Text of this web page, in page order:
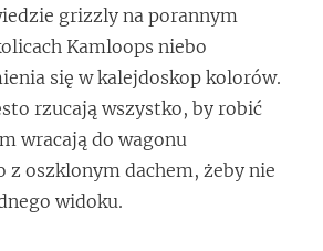
grizzly na porannym
Kamloops niebo
się w kalejdoskop kolorów.
rzucają wszystko, by robić
wracają do wagonu
z oszklonym dachem, żeby nie
widoku.